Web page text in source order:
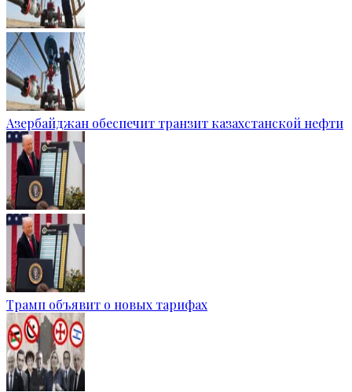
Азербайджан обеспечит транзит казахстанской нефти
Трамп объявит о новых тарифах